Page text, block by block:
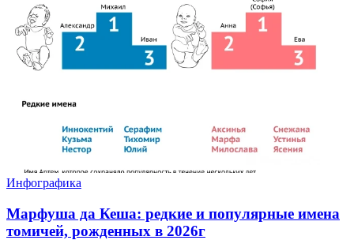
Инфографика
Марфуша да Кеша: редкие и популярные имена
томичей, рожденных в 2026г